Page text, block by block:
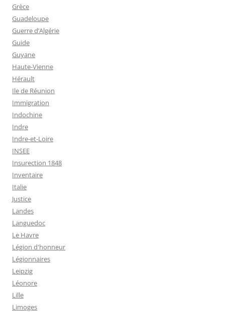
Grèce
Guadeloupe
Guerre d’Algérie
Guide
Guyane
Haute-Vienne
Hérault
Ile de Réunion
Immigration
Indochine
Indre
Indre-et-Loire
INSEE
Insurection 1848
Inventaire
Italie
Justice
Landes
Languedoc
Le Havre
Légion d'honneur
Légionnaires
Leipzig
Léonore
Lille
Limoges